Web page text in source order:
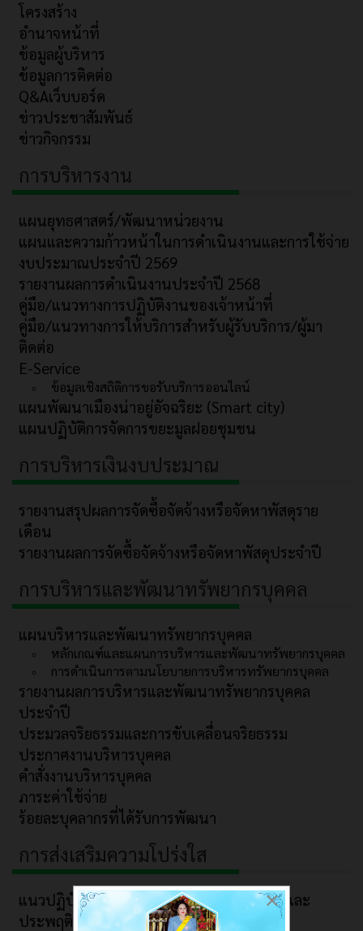
โครงสร้าง
อำนาจหน้าที่
ข้อมูลผู้บริหาร
ข้อมูลการติดต่อ
Q&Aเว็บบอร์ด
ข่าวประชาสัมพันธ์
ข่าวกิจกรรม
การบริหารงาน
แผนยุทธศาสตร์/พัฒนาหน่วยงาน
แผนและความก้าวหน้าในการดำเนินงานและการใช้จ่าย
งบประมาณประจำปี 2569
รายงานผลการดำเนินงานประจำปี 2568
คู่มือ/แนวทางการปฏิบัติงานของเจ้าหน้าที่
คู่มือ/แนวทางการให้บริการสำหรับผู้รับบริการ/ผู้มา
ติดต่อ
E-Service
ข้อมูลเชิงสถิติการขอรับบริการออนไลน์
แผนพัฒนาเมืองน่าอยู่อัจฉริยะ (Smart city)
แผนปฏิบัติการจัดการขยะมูลฝอยชุมชน
การบริหารเงินงบประมาณ
รายงานสรุปผลการจัดซื้อจัดจ้างหรือจัดหาพัสดุราย
เดือน
รายงานผลการจัดซื้อจัดจ้างหรือจัดหาพัสดุประจำปี
การบริหารและพัฒนาทรัพยากรบุคคล
แผนบริหารและพัฒนาทรัพยากรบุคคล
หลักเกณฑ์และแผนการบริหารและพัฒนาทรัพยากรบุคคล
การดำเนินการตามนโยบายการบริหารทรัพยากรบุคคล
รายงานผลการบริหารและพัฒนาทรัพยากรบุคคล
ประจำปี
ประมวลจริยธรรมและการขับเคลื่อนจริยธรรม
ประกาศงานบริหารบุคคล
คำสั่งงานบริหารบุคคล
ภาระค่าใช้จ่าย
ร้อยละบุคลากรที่ได้รับการพัฒนา
การส่งเสริมความโปร่งใส
แนวปฏิบัติการจัดการเรื่องร้องเรียนการทุจริตและ
ประพฤติมิชอบ
×